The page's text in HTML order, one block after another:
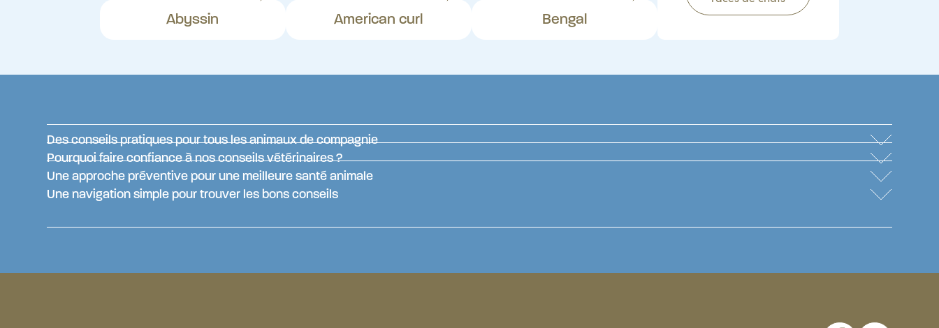
Abyssin American curl Bengal
Des conseils pratiques pour tous les animaux de compagnie
Pourquoi faire confiance à nos conseils vétérinaires ?
Une approche préventive pour une meilleure santé animale
Une navigation simple pour trouver les bons conseils